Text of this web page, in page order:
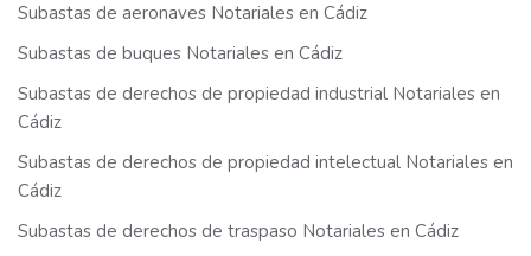
Subastas de aeronaves Notariales en Cádiz
Subastas de buques Notariales en Cádiz
Subastas de derechos de propiedad industrial Notariales en
Cádiz
Subastas de derechos de propiedad intelectual Notariales en
Cádiz
Subastas de derechos de traspaso Notariales en Cádiz